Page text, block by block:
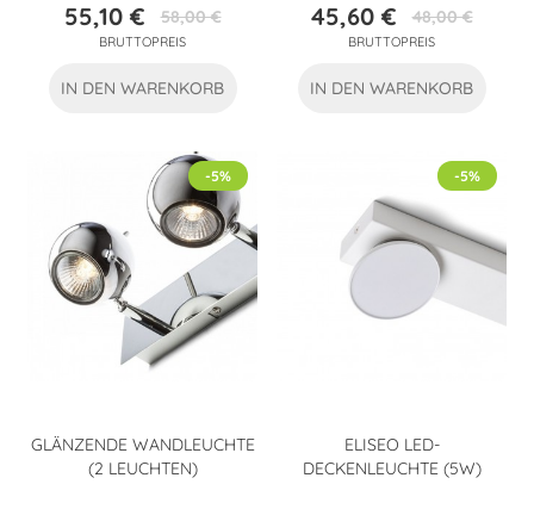
Preis
55,10 €Verkaufspreis
58,00 €
BRUTTOPREIS
IN DEN WARENKORB
Preis
45,60 €Verkaufspreis
48,00 €
BRUTTOPREIS
IN DEN WARENKORB
GLÄNZENDE WANDLEUCHTE
(2 LEUCHTEN)
-5%
ELISEO LED-
DECKENLEUCHTE (5W)
-5%